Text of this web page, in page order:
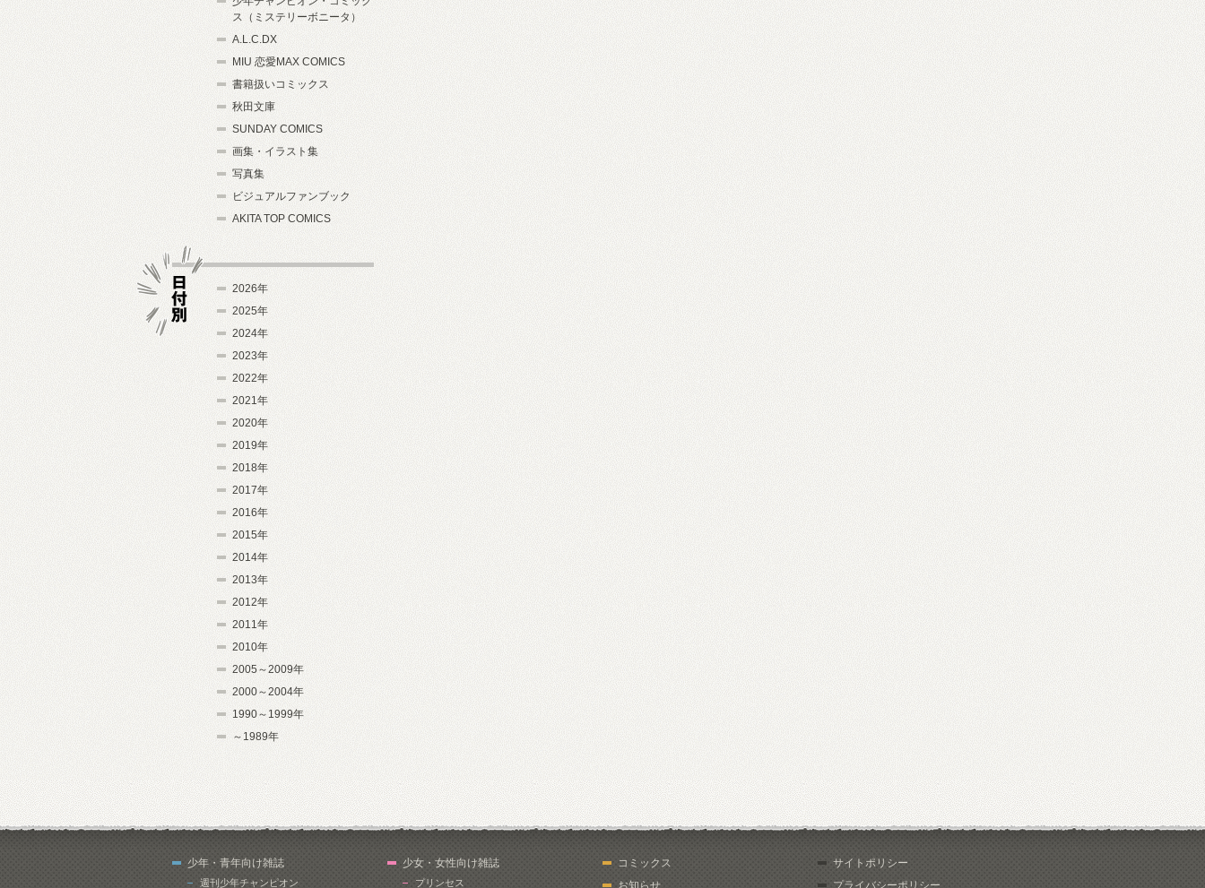
ス（ミステリーボニータ）
A.L.C.DX
MIU 恋愛MAX COMICS
書籍扱いコミックス
秋田文庫
SUNDAY COMICS
画集・イラスト集
写真集
ビジュアルファンブック
AKITA TOP COMICS
2026年
2025年
2024年
2023年
2022年
2021年
2020年
2019年
2018年
2017年
2016年
2015年
2014年
2013年
2012年
2011年
2010年
2005～2009年
2000～2004年
1990～1999年
～1989年
少年・青年向け雑誌
週刊少年チャンピオン
少女・女性向け雑誌
プリンセス
コミックス
お知らせ
サイトポリシー
プライバシーポリシー